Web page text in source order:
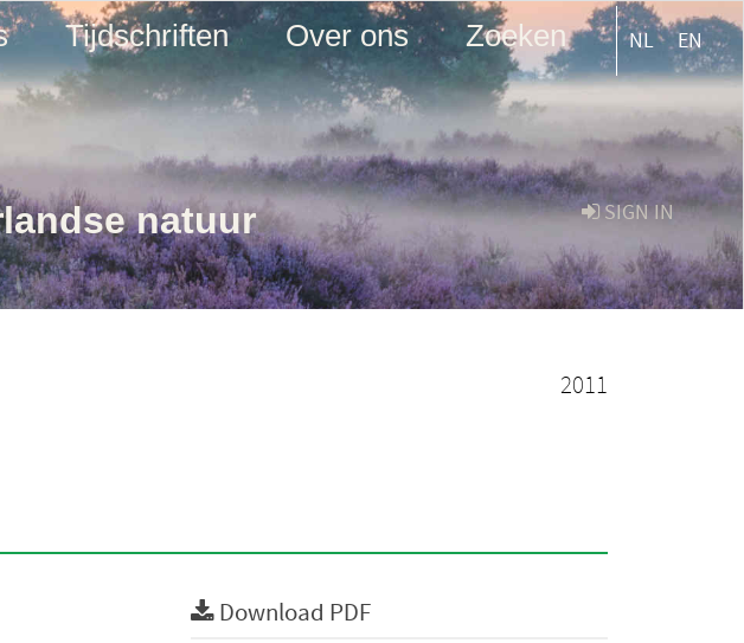
Tijdschriften Over ons Zoeken NL EN
SIGN IN
natuur
2011
Download PDF